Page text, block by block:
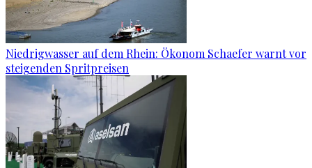
Niedrigwasser auf dem Rhein: Ökonom Schaefer warnt vor
steigenden Spritpreisen